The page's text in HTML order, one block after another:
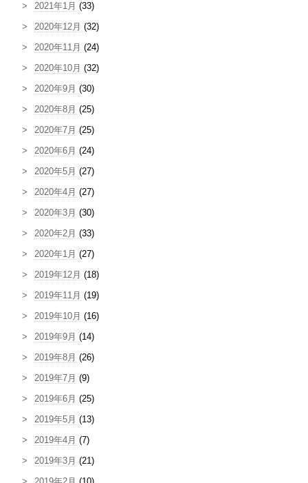
2021年1月 (33)
2020年12月 (32)
2020年11月 (24)
2020年10月 (32)
2020年9月 (30)
2020年8月 (25)
2020年7月 (25)
2020年6月 (24)
2020年5月 (27)
2020年4月 (27)
2020年3月 (30)
2020年2月 (33)
2020年1月 (27)
2019年12月 (18)
2019年11月 (19)
2019年10月 (16)
2019年9月 (14)
2019年8月 (26)
2019年7月 (9)
2019年6月 (25)
2019年5月 (13)
2019年4月 (7)
2019年3月 (21)